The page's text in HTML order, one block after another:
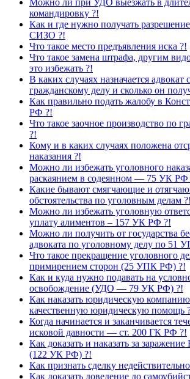
Можно ли при УДО выезжать в
командировку ?!
Как и где нужно получать
СИЗО ?!
Что такое место предъявления иска ?!
Что такое замена штрафа, другим
это избежать ?!
В каких случаях назначается адвокат
гражданскому делу и сколько он
Как правильно подать жалобу в
РФ ?!
Что такое заочное производство по
?!
Кому и в каких случаях положена
наказания ?!
Можно ли избежать уголовного
раскаянием в содеянном — 75 УК РФ
Какие бывают смягчающие и
обстоятельства по уголовным делам ?!
Можно ли избежать уголовную
уплату алиментов – 157 УК РФ ?!
Можно ли получить от государства
адвоката по уголовному делу по 51
Что такое прекращение уголовного
примирением сторон (25 УПК РФ) ?!
Как и куда нужно подавать на
освобождение (УДО — 79 УК РФ) ?!
Как наказать юридическую компанию
качественную юридическую помощь
Когда начинается и заканчивается
исковой давности — ст. 200 ГК РФ ?!
Как доказать и наказать за
(122 УК РФ) ?!
Как признать сделку
Как доказать доведение до